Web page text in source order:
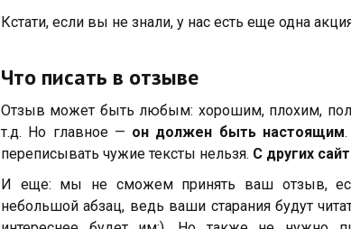
Кстати, если вы не знали, у нас есть еще одна
Что писать в отзыве
Отзыв может быть любым: хорошим, плохим,
т.д. Но главное — он должен быть настоящим
переписывать чужие тексты нельзя. С других
И еще: мы не сможем принять ваш отзыв,
небольшой абзац, ведь ваши старания будут